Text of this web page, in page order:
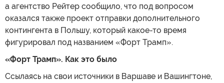
а агентство Рейтер сообщило, что под вопросом
оказался также проект отправки дополнительного
контингента в Польшу, который какое-то время
фигурировал под названием «Форт Трамп».
«Форт Трамп». Как это было
Ссылаясь на свои источники в Варшаве и Вашингтоне,